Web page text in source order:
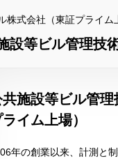
株式会社（東証プライム
設等ビル管理技
共施設等ビル管
イム上場）
年の創業以来、計測と